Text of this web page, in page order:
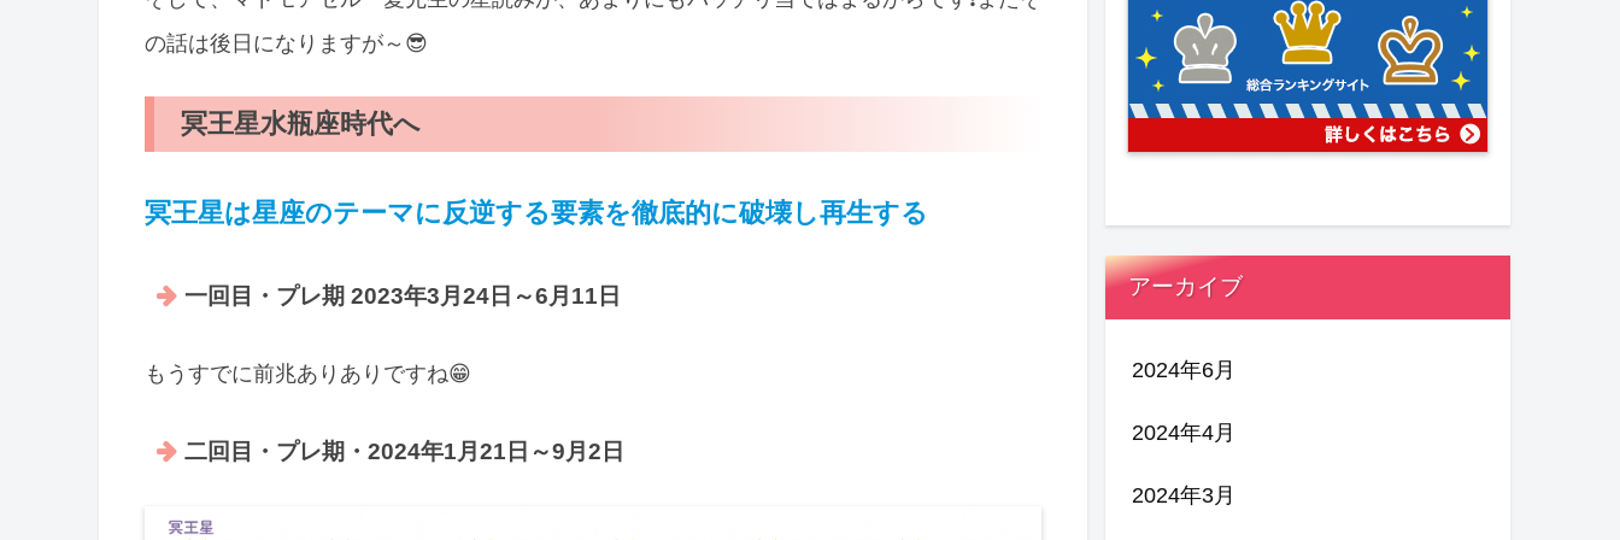
の話は後日になりますが～😎
冥王星水瓶座時代へ
冥王星は星座のテーマに反逆する要素を徹底的に破壊し再生する
一回目・プレ期 2023年3月24日～6月11日
もうすでに前兆ありありですね😁
二回目・プレ期・2024年1月21日～9月2日
アーカイブ
2024年6月
2024年4月
2024年3月